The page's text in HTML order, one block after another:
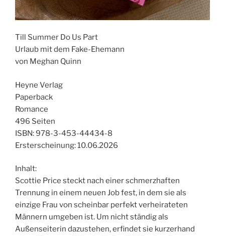
Till Summer Do Us Part
Urlaub mit dem Fake-Ehemann
von Meghan Quinn
Heyne Verlag
Paperback
Romance
496 Seiten
ISBN: 978-3-453-44434-8
Ersterscheinung: 10.06.2026
Inhalt:
Scottie Price steckt nach einer schmerzhaften
Trennung in einem neuen Job fest, in dem sie als
einzige Frau von scheinbar perfekt verheirateten
Männern umgeben ist. Um nicht ständig als
Außenseiterin dazustehen, erfindet sie kurzerhand